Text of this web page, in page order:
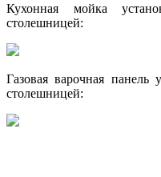
Кухонная мойка
столешницей:
Газовая варочная панель
столешницей: